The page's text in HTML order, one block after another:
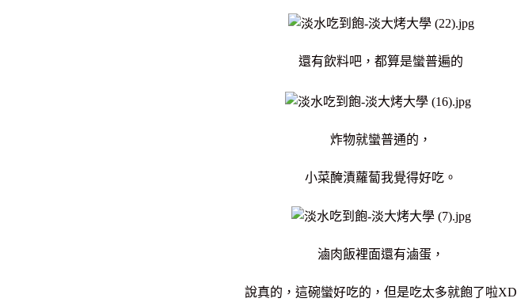
還有飲料吧，都算是蠻普遍的
炸物就蠻普通的，
小菜醃漬蘿蔔我覺得好吃。
滷肉飯裡面還有滷蛋，
說真的，這碗蠻好吃的，但是吃太多就飽了啦XD